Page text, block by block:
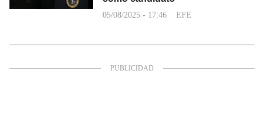
05/08/2025 - 17:46 EFE